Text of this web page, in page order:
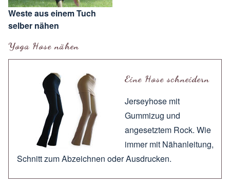
Weste aus einem Tuch
selber nähen
Yoga Hose nähen
Eine Hose schneidern
Jerseyhose mit
Gummizug und
angesetztem Rock. Wie
immer mit Nähanleitung,
Schnitt zumAbzeichnen oderAusdrucken.